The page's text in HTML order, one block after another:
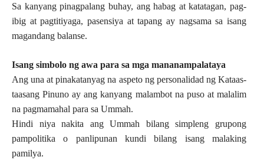
Sa kanyang pinagpalang buhay, ang habag at katatagan, pag-
ibig at pagtitiyaga, pasensiya at tapang ay nagsama sa isang
magandang balanse.
Isang simbolo ng awa para sa mga mananampalataya
Ang una at pinakatanyag na aspeto ng personalidad ng Kataas-
taasang Pinuno ay ang kanyang malambot na puso at malalim
na pagmamahal para sa Ummah.
Hindi niya nakita ang Ummah bilang simpleng grupong
pampolitika o panlipunan kundi bilang isang malaking
pamilya.